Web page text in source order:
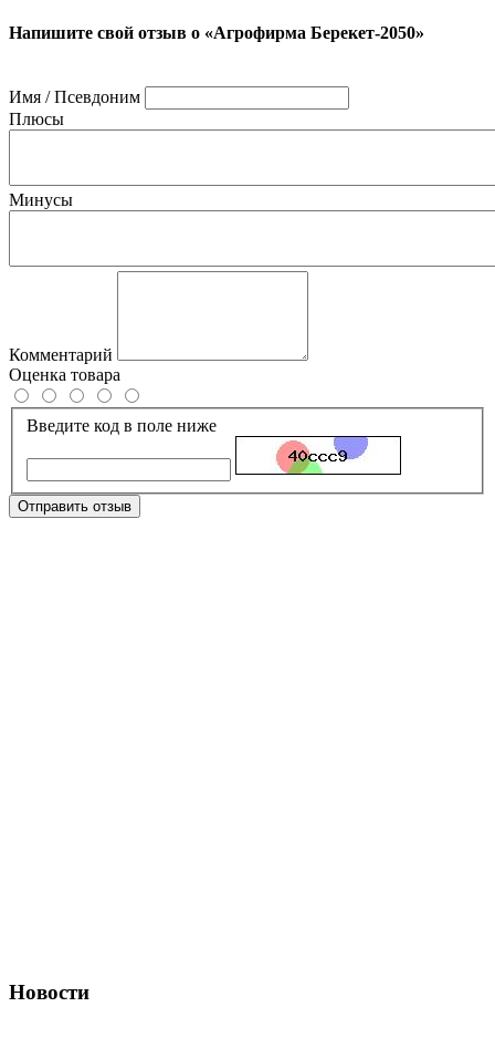
Напишите свой отзыв о «Агрофирма Берекет-2050»
Имя / Псевдоним
Плюсы
Минусы
Комментарий
Оценка товара
Введите код в поле ниже
Отправить отзыв
Новости